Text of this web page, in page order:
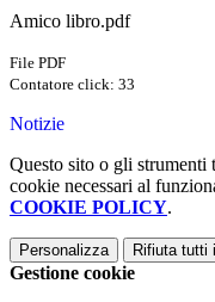
Amico libro.pdf
File PDF
Contatore click: 33
Notizie
Questo sito o gli strumenti
cookie necessari al
COOKIE POLICY.
Personalizza Rifiuta tutti
Gestione cookie